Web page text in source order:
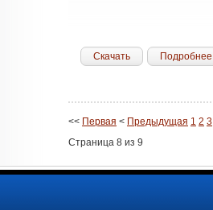
Скачать Подробнее
<< Первая < Предыдущая 1 2 3
Страница 8 из 9